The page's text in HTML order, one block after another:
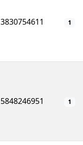
3830754611 1
5848246951 1